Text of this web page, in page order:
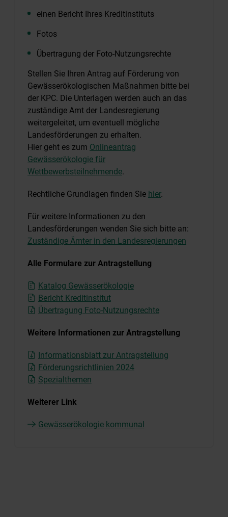
einen Bericht Ihres Kreditinstituts
Fotos
Übertragung der Foto-Nutzungsrechte
Stellen Sie Ihren Antrag auf Förderung von
Gewässerökologischen Maßnahmen bitte bei
der KPC. Die Unterlagen werden auch an das
zuständige Amt der Landesregierung
weitergeleitet, um eventuell mögliche
Landesförderungen zu erhalten.
Hier geht es zum Onlineantrag
Gewässerökologie für
Wettbewerbsteilnehmende.
Rechtliche Grundlagen finden Sie hier.
Für weitere Informationen zu den
Landesförderungen wenden Sie sich bitte an:
Zuständige Ämter in den Landesregierungen
Alle Formulare zur Antragstellung
Katalog Gewässerökologie
Bericht Kreditinstitut
Übertragung Foto-Nutzungsrechte
Weitere Informationen zur Antragstellung
Informationsblatt zur Antragstellung
Förderungsrichtlinien 2024
Spezialthemen
Weiterer Link
Gewässerökologie kommunal